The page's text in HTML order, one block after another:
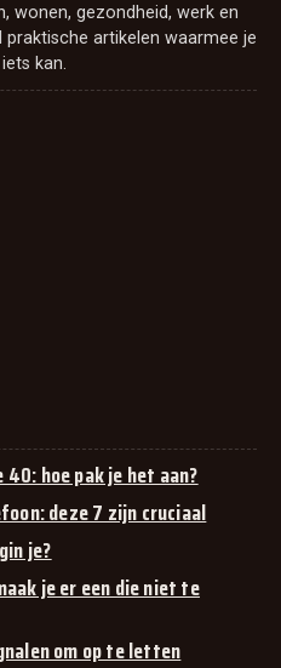
wonen, gezondheid, werk en
praktische artikelen waarmee je
kan.
hoe pak je het aan?
deze 7 zijn cruciaal
je?
je er een die niet te
om op te letten